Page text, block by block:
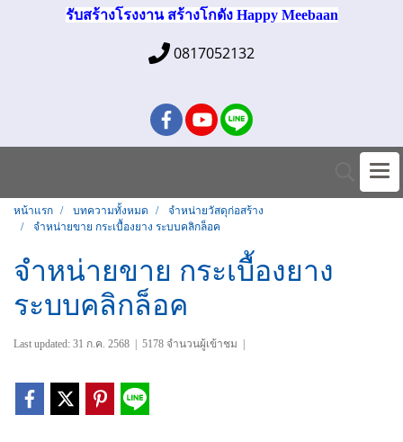
รับสร้างโรงงาน สร้างโกดัง Happy Meebaan
0817052132
หน้าแรก บทความทั้งหมด
จำหน่ายวัสดุก่อสร้าง
จำหน่ายขาย กระเบื้องยาง ระบบคลิกล็อค
จำหน่ายขาย กระเบื้องยาง
ระบบคลิกล็อค
Last updated: 31 ก.ค. 2568 5178 จำนวนผู้เข้าชม